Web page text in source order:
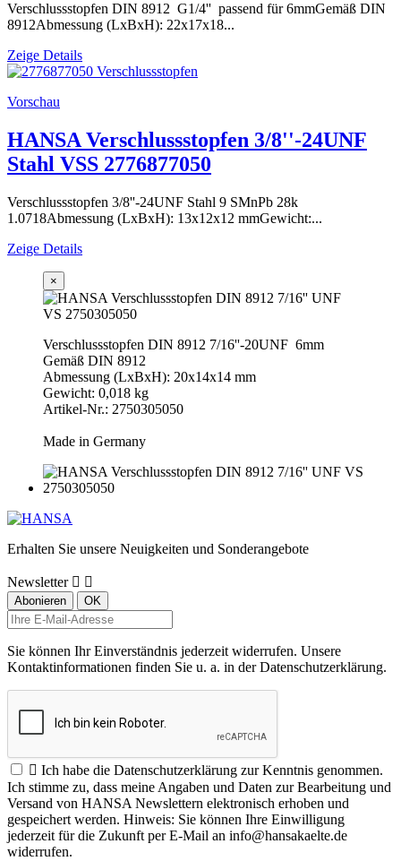
Verschlussstopfen DIN 8912 G1/4'' passend für 6mmGemäß DIN
8912Abmessung (LxBxH): 22x17x18...
Zeige Details
Vorschau
HANSA Verschlussstopfen 3/8''-24UNF
Stahl VSS 2776877050
Verschlussstopfen 3/8''-24UNF Stahl 9 SMnPb 28k
1.0718Abmessung (LxBxH): 13x12x12 mmGewicht:...
Zeige Details
×
Verschlussstopfen DIN 8912 7/16''-20UNF 6mm
Gemäß DIN 8912
Abmessung (LxBxH): 20x14x14 mm
Gewicht: 0,018 kg
Artikel-Nr.: 2750305050
Made in Germany
Erhalten Sie unsere Neuigkeiten und Sonderangebote
Newsletter  
Sie können Ihr Einverständnis jederzeit widerrufen. Unsere
Kontaktinformationen finden Sie u. a. in der Datenschutzerklärung.
 Ich habe die Datenschutzerklärung zur Kenntnis genommen.
Ich stimme zu, dass meine Angaben und Daten zur Bearbeitung und
Versand von HANSA Newslettern elektronisch erhoben und
gespeichert werden. Hinweis: Sie können Ihre Einwilligung
jederzeit für die Zukunft per E-Mail an info@hansakaelte.de
widerrufen.